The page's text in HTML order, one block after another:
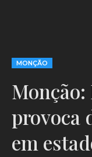
MONÇÃO
provoca
em